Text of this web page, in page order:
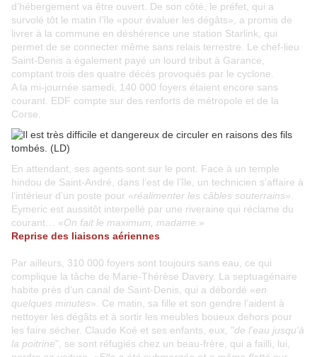
d’hébergement va être ouvert. De son côté, le préfet, qui a
survolé tôt le matin l’île «pour évaluer les dégâts», a promis de
livrer à la commune en déshérence une station Starlink, qui
permet de se connecter même sans relais terrestre. Le chef-lieu
Saint-Denis a également payé un lourd tribut à Garance,
comptant trois des quatre décès provoqués par le cyclone.
A la mi-journée samedi, 140 000 foyers étaient encore sans
courant. EDF compte sur des renforts de métropole et de la
Corse.
En attendant, ses agents sont sur le pont. Face à un temple
hindou de Saint-André, dans l’est de l’île, un technicien s’affaire à
l’intérieur d’un poste pour «réalimenter les câbles souterrains»
Eymeric est aussitôt interpellé par une riveraine qui réclame du
courant… «On fait le maximum, madame. »
Reprise des liaisons aériennes
Par ailleurs, 310 000 foyers sont toujours sans eau, ce qui
complique la tâche de Marie-Thérèse Davery. La septuagénaire
habite près d’un canal de Saint-Denis, qui a débordé «en
quelques minutes». Ce matin, sa fille et son gendre l’aident à
nettoyer les dégâts et à sortir les meubles boueux dehors pour
les faire sécher. Claude Koé et ses enfants, eux, "de l'eau jusqu'à
la poitrine", se sont réfugiés chez un beau-frère, qui a failli, lui,